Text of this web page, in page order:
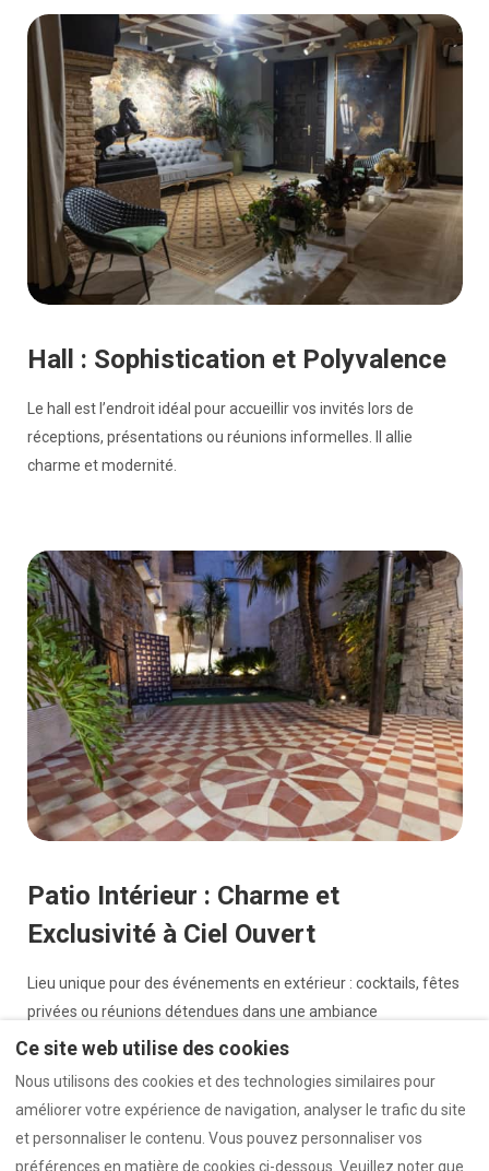
Hall : Sophistication et Polyvalence
Le hall est l’endroit idéal pour accueillir vos invités lors de
réceptions, présentations ou réunions informelles. Il allie
charme et modernité.
Patio Intérieur : Charme et
Exclusivité à Ciel Ouvert
Lieu unique pour des événements en extérieur : cocktails, fêtes
privées ou réunions détendues dans une ambiance
chaleureuse et distinguée.
Politique de Confidentialité Politique de cookies
Ce site web utilise des cookies
Nous utilisons des cookies et des technologies similaires pour
améliorer votre expérience de navigation, analyser le trafic du site
et personnaliser le contenu. Vous pouvez personnaliser vos
préférences en matière de cookies ci-dessous. Veuillez noter que